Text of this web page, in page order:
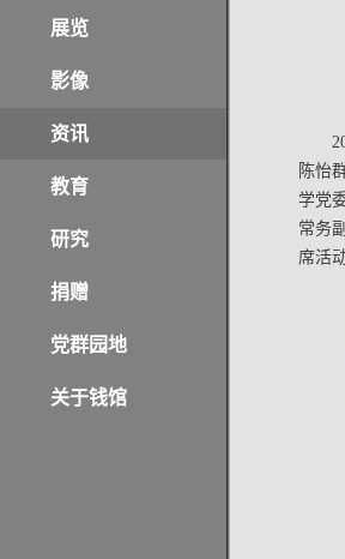
展览
影像
资讯
教育
研究
捐赠
党群园地
关于钱馆
陈怡
学党
常务
席活动